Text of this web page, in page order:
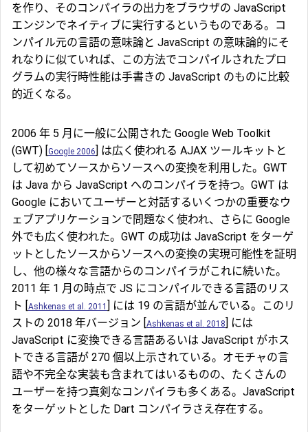
を作り、そのコンパイラの出力をブラウザの JavaScript
エンジンでネイティブに実行するというものである。コ
ンパイル元の言語の意味論と JavaScript の意味論的にそ
れなりに似ていれば、この方法でコンパイルされたプロ
グラムの実行時性能は手書きの JavaScript のものに比較
的近くなる。
2006 年 5 月に一般に公開された Google Web Toolkit
(GWT) [ Google 2006
] は広く使われる AJAX ツールキットと
して初めてソースからソースへの変換を利用した。GWT
は Java から JavaScript へのコンパイラを持つ。GWT は
Google においてユーザーと対話するいくつかの重要なウ
ェブアプリケーションで問題なく使われ、さらに Google
外でも広く使われた。GWT の成功は JavaScript をターゲ
ットとしたソースからソースへの変換の実現可能性を証明
し、他の様々な言語からのコンパイラがこれに続いた。
2011 年 1 月の時点で JS にコンパイルできる言語のリス
ト [
Ashkenas et al. 2011
] には 19 の言語が並んでいる。このリ
ストの 2018 年バージョン [
Ashkenas et al. 2018
] には
JavaScript に変換できる言語あるいは JavaScript がホス
トできる言語が 270 個以上示されている。オモチャの言
語や不完全な実装も含まれてはいるものの、たくさんの
ユーザーを持つ真剣なコンパイラも多くある。JavaScript
をターゲットとした Dart コンパイラさえ存在する。